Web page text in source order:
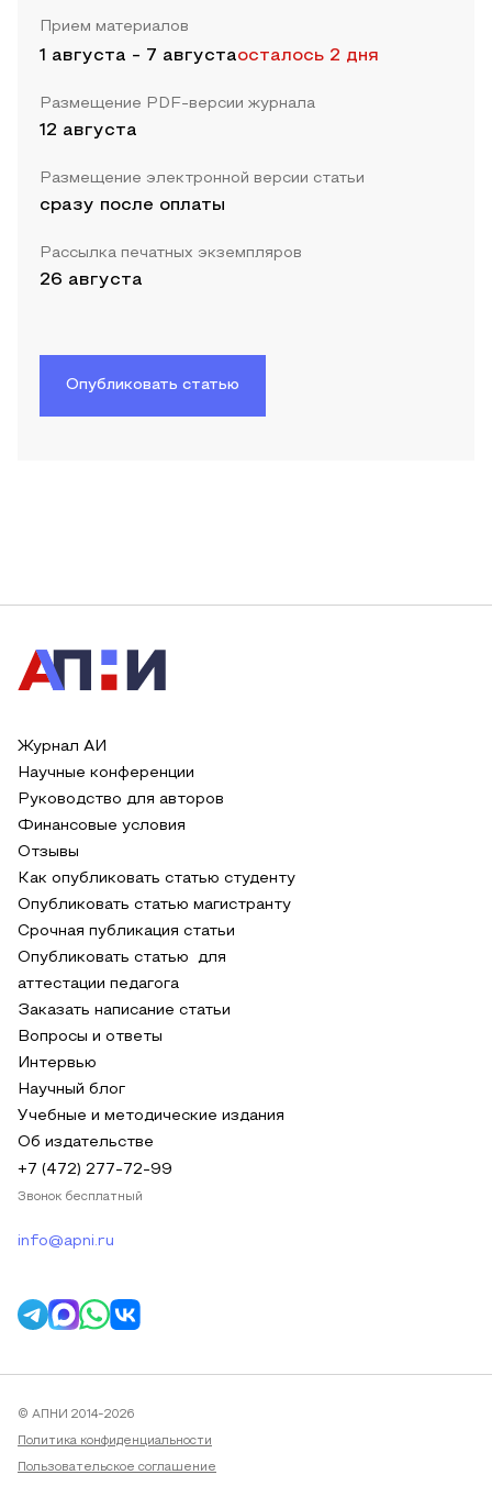
Прием материалов
1 августа - 7 августаосталось 2 дня
Размещение PDF-версии журнала
12 августа
Размещение электронной версии статьи
сразу после оплаты
Рассылка печатных экземпляров
26 августа
Опубликовать статью
Журнал АИ
Научные конференции
Руководство для авторов
Финансовые условия
Отзывы
Как опубликовать статью студенту
Опубликовать статью магистранту
Срочная публикация статьи
Опубликовать статью для
аттестации педагога
Заказать написание статьи
Вопросы и ответы
Интервью
Научный блог
Учебные и методические издания
Об издательстве
+7 (472) 277-72-99
Звонок бесплатный
info@apni.ru
© АПНИ 2014-2026
Политика конфиденциальности
Пользовательское соглашение